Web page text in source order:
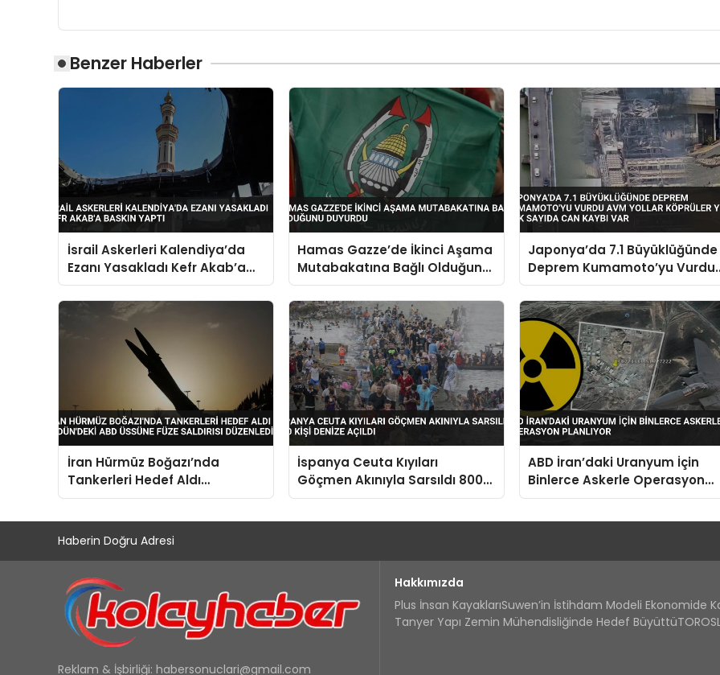
Benzer Haberler
İsrail Askerleri Kalendiya’da
Ezanı Yasakladı Kefr Akab’a
Baskın Yaptı
Hamas Gazze’de İkinci Aşama
Mutabakatına Bağlı Olduğunu
Duyurdu
Japonya’da 7.1 Büyüklüğünde
Deprem Kumamoto’yu Vurdu
AVM Yollar Köprüler Yıkıldı
Sayıda Can Kaybı Var
İran Hürmüz Boğazı’nda
Tankerleri Hedef Aldı
Ürdün’deki ABD Üssüne Füze
İspanya Ceuta Kıyıları
Göçmen Akınıyla Sarsıldı 800
Kişi Denize Açıldı
ABD İran’daki Uranyum İçin
Binlerce Askerle Operasyon
Planlıyor
Haberin Doğru Adresi
Reklam & İşbirliği: habersonuclari@gmail.com
Hakkımızda
Plus İnsan KayaklarıSuwen’in İstihdam Modeli Ekonomide
Tanyer Yapı Zemin Mühendisliğinde Hedef Büyüttü